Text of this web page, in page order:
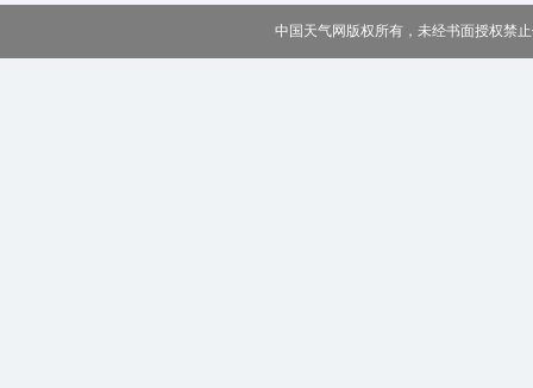
中国天气网版权所有，未经书面授权